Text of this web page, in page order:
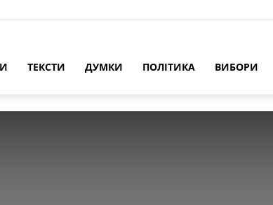
ТЕКСТИ ДУМКИ ПОЛІТИКА ВИБОРИ